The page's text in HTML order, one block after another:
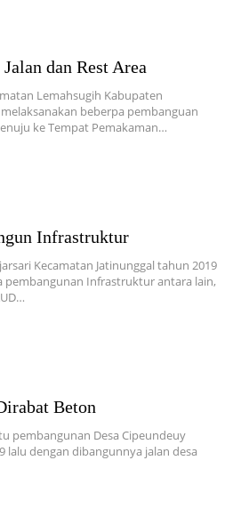
dan Rest Area
Lemahsugih Kabupaten
beberpa pembanguan
ke Tempat Pemakaman…
Infrastruktur
Kecamatan Jatinunggal tahun 2019
pembangunan Infrastruktur antara lain,
Beton
pembangunan Desa Cipeundeuy
lalu dengan dibangunnya jalan desa